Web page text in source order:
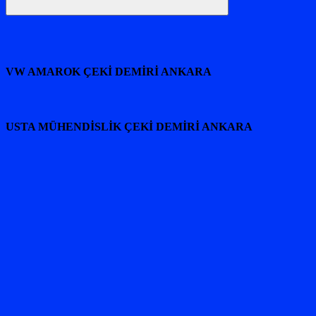
Ara
VW AMAROK ÇEKİ DEMİRİ ANKARA
USTA MÜHENDİSLİK ÇEKİ DEMİRİ ANKARA